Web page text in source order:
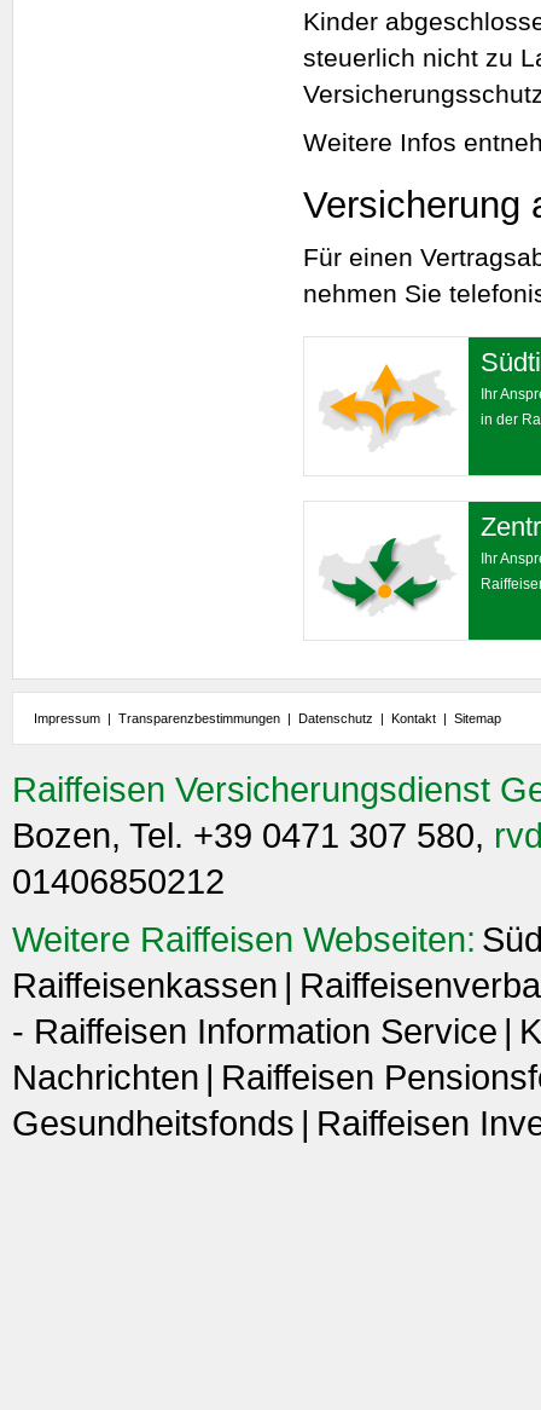
Kinder
steuerlich nicht zu
Weitere Infos
Versicherung
Für einen
nehmen Sie
Ihr
in der
Ihr
Impressum | Transparenzbestimmungen | Datenschutz | Kontakt | Sitemap
Raiffeisen Versicherungsdienst
Bozen, Tel. +39 0471 307 580,
01406850212
Weitere Raiffeisen Webseiten:
Raiffeisenkassen
- Raiffeisen Information Service
Nachrichten
Raiffeisen
Gesundheitsfonds
Raiffeisen